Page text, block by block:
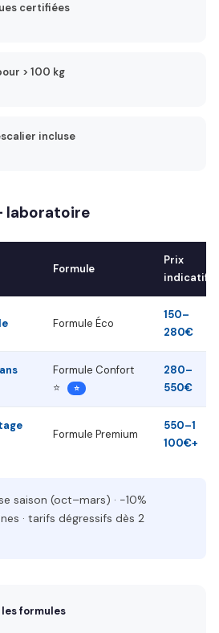
certifiées
> 100 kg
incluse
laboratoire
Formule
Prix
indicatif
Formule Éco
150–
280€
Formule Confort
⭐
⭐
280–
550€
Formule Premium
550–1
100€+
saison (oct–mars) · −10%
· tarifs dégressifs dès 2
formules